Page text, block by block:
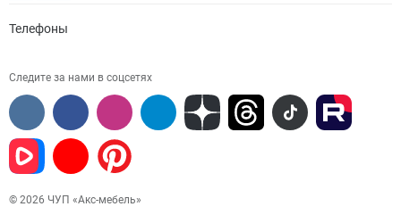
Телефоны
Следите за нами в соцсетях
© 2026 ЧУП «Акс-мебель»